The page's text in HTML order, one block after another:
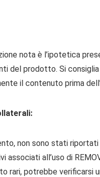
nota è l’ipotetica
del prodotto. Si
il contenuto prima
non sono stati
associati all’uso di
rari, potrebbe verificarsi